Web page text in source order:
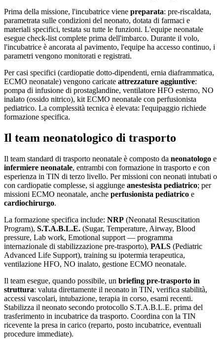
Prima della missione, l'incubatrice viene preparata: pre-riscaldata,
parametrata sulle condizioni del neonato, dotata di farmaci e
materiali specifici, testata su tutte le funzioni. L'equipe neonatale
esegue check-list complete prima dell'imbarco. Durante il volo,
l'incubatrice è ancorata al pavimento, l'equipe ha accesso continuo, i
parametri vengono monitorati e registrati.
Per casi specifici (cardiopatie dotto-dipendenti, ernia diaframmatica,
ECMO neonatale) vengono caricate attrezzature aggiuntive:
pompa di infusione di prostaglandine, ventilatore HFO esterno, NO
inalato (ossido nitrico), kit ECMO neonatale con perfusionista
pediatrico. La complessità tecnica è elevata: l'equipaggio richiede
formazione specifica.
Il team neonatologico di trasporto
Il team standard di trasporto neonatale è composto da neonatologo e
infermiere neonatale, entrambi con formazione in trasporto e con
esperienza in TIN di terzo livello. Per missioni con neonati intubati o
con cardiopatie complesse, si aggiunge anestesista pediatrico; per
missioni ECMO neonatale, anche perfusionista pediatrico e
cardiochirurgo.
La formazione specifica include: NRP (Neonatal Resuscitation
Program), S.T.A.B.L.E. (Sugar, Temperature, Airway, Blood
pressure, Lab work, Emotional support — programma
internazionale di stabilizzazione pre-trasporto), PALS (Pediatric
Advanced Life Support), training su ipotermia terapeutica,
ventilazione HFO, NO inalato, gestione ECMO neonatale.
Il team esegue, quando possibile, un briefing pre-trasporto in
struttura: valuta direttamente il neonato in TIN, verifica stabilità,
accessi vascolari, intubazione, terapia in corso, esami recenti.
Stabilizza il neonato secondo protocollo S.T.A.B.L.E. prima del
trasferimento in incubatrice da trasporto. Coordina con la TIN
ricevente la presa in carico (reparto, posto incubatrice, eventuali
procedure immediate).